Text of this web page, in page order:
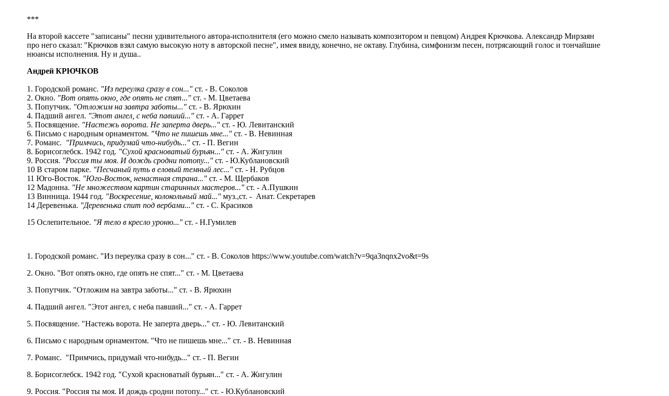
***
На второй кассете "записаны" песни удивительного автора-исполнителя (его можно смело называть композитором и певцом) Андрея Крючкова. Александр Мирзаян
про него сказал: "Крючков взял самую высокую ноту в авторской песне", имея ввиду, конечно, не октаву. Глубина, симфонизм песен, потрясающий голос и тончайшие
нюансы исполнения. Ну и душа..
Андрей КРЮЧКОВ
1. Городской романс. "Из переулка сразу в сон..." ст. - В. Соколов
2. Окно. "Вот опять окно, где опять не спят..." ст. - М. Цветаева
3. Попутчик. "Отложим на завтра заботы..." ст. - В. Ярюхин
4. Падший ангел. "Этот ангел, с неба павший..." ст. - А. Гаррет
5. Посвящение. "Настежь ворота. Не заперта дверь..." ст. - Ю. Левитанский
6. Письмо с народным орнаментом. "Что не пишешь мне..." ст. - В. Невинная
7. Романс.
"Примчись, придумай что-нибудь..." ст. - П. Вегин
8. Борисоглебск. 1942 год. "Сухой красноватый бурьян..." ст. - А. Жигулин
9. Россия. "Россия ты моя. И дождь сродни потопу..." ст. - Ю.Кублановский
10 В старом парке. "Песчаный путь в еловый темный лес..." ст. - Н. Рубцов
11 Юго-Восток. "Юго-Восток, ненастная страна..." ст. - М. Щербаков
12 Мадонна. "Не множеством картин старинных мастеров..." ст. - А.Пушкин
13 Винница. 1944 год. "Воскресение, колокольный май..." муз.,ст. - Анат. Секретарев
14 Деревенька. "Деревенька спит под вербами..." ст. - С. Красиков
15 Ослепительное. "Я тело в кресло уроню..." ст. - Н.Гумилев
1. Городской романс. "Из переулка сразу в сон..." ст. - В. Соколов https://www.youtube.com/watch?v=9qa3nqnx2vo&t=9s
2. Окно. "Вот опять окно, где опять не спят..." ст. - М. Цветаева
3. Попутчик. "Отложим на завтра заботы..." ст. - В. Ярюхин
4. Падший ангел. "Этот ангел, с неба павший..." ст. - А. Гаррет
5. Посвящение. "Настежь ворота. Не заперта дверь..." ст. - Ю. Левитанский
6. Письмо с народным орнаментом. "Что не пишешь мне..." ст. - В. Невинная
7. Романс. "Примчись, придумай что-нибудь..." ст. - П. Вегин
8. Борисоглебск. 1942 год. "Сухой красноватый бурьян..." ст. - А. Жигулин
9. Россия. "Россия ты моя. И дождь сродни потопу..." ст. - Ю.Кублановский